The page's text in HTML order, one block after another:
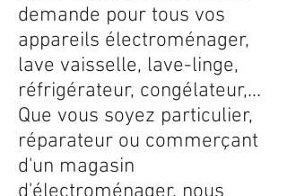
demande pour tous vos
appareils électroménager,
lave vaisselle, lave-linge,
réfrigérateur, congélateur,...
Que vous soyez particulier,
réparateur ou commerçant
d'un magasin